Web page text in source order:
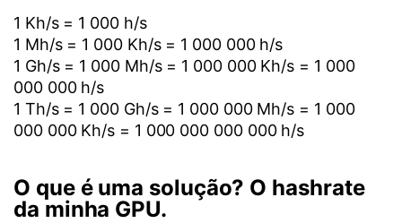
1 Kh/s = 1 000 h/s
1 Mh/s = 1 000 Kh/s = 1 000 000 h/s
1 Gh/s = 1 000 Mh/s = 1 000 000 Kh/s = 1 000
000 000 h/s
1 Th/s = 1 000 Gh/s = 1 000 000 Mh/s = 1 000
000 000 Kh/s = 1 000 000 000 000 h/s
O que é uma solução? O hashrate
da minha GPU.